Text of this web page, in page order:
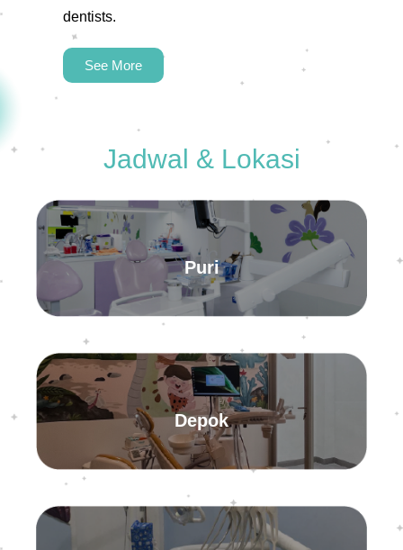
dentists.
See More
Jadwal & Lokasi
Puri
Depok